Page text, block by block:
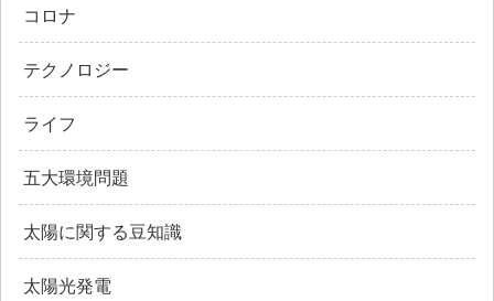
コロナ
テクノロジー
ライフ
五大環境問題
太陽に関する豆知識
太陽光発電